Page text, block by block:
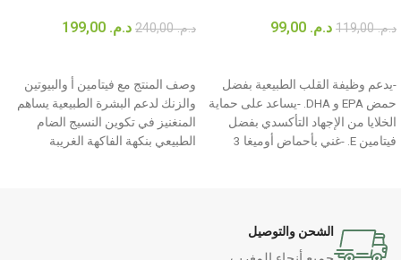
د.م.119,00 د.م.
-يدعم وظيفة القلب الطبيعية بفضل
حمض EPA و DHA. -يساعد على حماية
الخلايا من الإجهاد التأكسدي بفضل
فيتامين E. -غني بأحماض أوميغا 3
د.م.240,00 د.م.
وصف المنتج مع فيتامين أ والبيوتين
والزنك لدعم البشرة الطبيعية يساهم
المنغنيز في تكوين النسيج الضام
الطبيعي بنكهة الفاكهة الغريبة
الشحن والتوصيل